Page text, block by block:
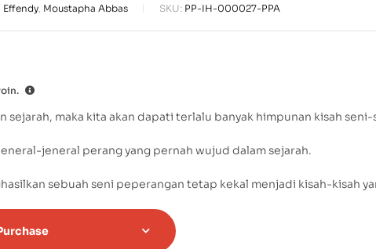
Effendy, Moustapha Abbas SKU: PP-IH-000027-PPA
sejarah, maka kita akan dapati terlalu banyak himpunan kisah seni-
jeneral perang yang pernah wujud dalam sejarah.
sebuah seni peperangan tetap kekal menjadi kisah-kisah